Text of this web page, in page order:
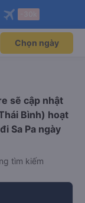
Mở app
Mở app
Chọn ngày
sẽ cập nhật
Bình) hoạt
Sa Pa ngày
tìm kiếm